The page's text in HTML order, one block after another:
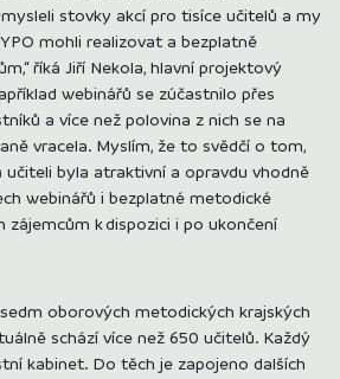
stovky akcí pro tisíce učitelů a my
mohli realizovat a bezplatně
říká Jiří Nekola, hlavní projektový
webinářů se zúčastnilo přes
a více než polovina z nich se na
vracela. Myslím, že to svědčí o tom,
byla atraktivní a opravdu vhodně
webinářů i bezplatné metodické
zájemcům k dispozici i po ukončení
oborových metodických krajských
schází více než 650 učitelů. Každý
kabinet. Do těch je zapojeno dalších